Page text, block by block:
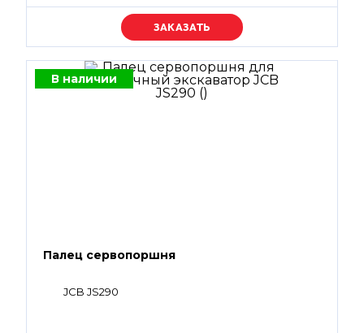
Уточняйте цену
В наличии
Палец сервопоршня
JCB JS290